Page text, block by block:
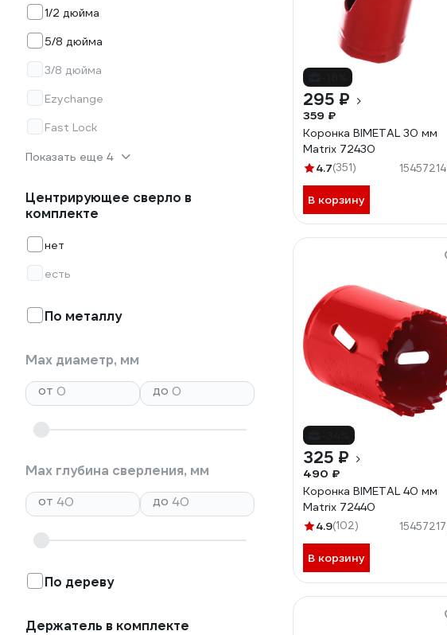
1/2 дюйма
5/8 дюйма
3/8 дюйма
Ezychange
Fast Lock
Показать еще 4
Центрирующее сверло в
комплекте
нет
есть
По металлу
Max диаметр, мм
от
до
Max глубина сверления, мм
от
до
По дереву
Держатель в комплекте
295 ₽
359 ₽
Коронка BIMETAL 30 мм
Matrix 72430
4.7(351) 15457214
В корзину
325 ₽
490 ₽
Коронка BIMETAL 40 мм
Matrix 72440
4.9(102) 15457217
В корзину